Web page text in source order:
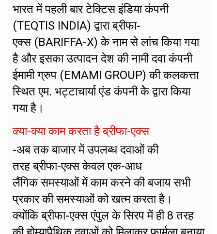
भारत में पहली बार टेक्टिस इंडिया कंपनी
(TEQTIS INDIA) द्वारा ब्रीफा-
एक्स (BARIFFA-X) के नाम से लांच किया गया
है और इसका उत्पादन देश की नामी दवा कंपनी
ईमामी ग्रुप (EMAMI GROUP) की कलकत्ता
स्थित एम. भट्टाचार्या एंड कंपनी केे द्वारा किया
गया है।
क्या-क्या काम करता है ब्रीफा-एक्स
-अब तक बाजार में उपलब्ध दवाओं की
तरह ब्रीफा-एक्स केवल एक-आध
लैंगिक समस्याओं में काम करने की बजाय सभी
प्रकार की समस्याओं को खत्म करता है।
क्योंकि ब्रीफा-एक्स एंपुल के सिरप में ही 8 तरह